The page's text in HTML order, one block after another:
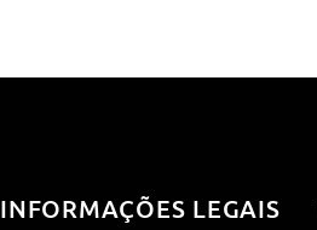
INFORMAÇÕES LEGAIS